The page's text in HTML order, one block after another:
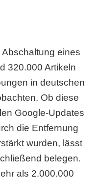
eines
320.000 Artikeln
in deutschen
Ob diese
Google-Updates
die Entfernung
wurden, lässt
belegen.
als 2.000.000